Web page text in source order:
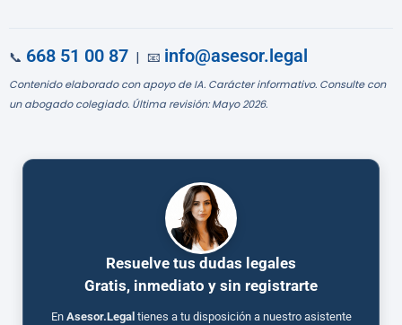
📞 668 51 00 87 | 📧 info@asesor.legal
Contenido elaborado con apoyo de IA. Carácter informativo. Consulte con
un abogado colegiado. Última revisión: Mayo 2026.
Resuelve tus dudas legales
Gratis, inmediato y sin registrarte
En Asesor.Legal tienes a tu disposición a nuestro asistente